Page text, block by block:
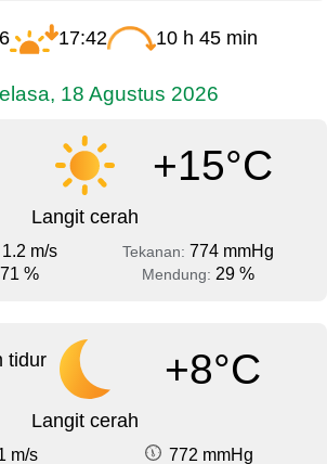
17:42 10 h 45 min
18 Agustus 2026
+15°C
Langit cerah
m/s Tekanan: 774 mmHg
71 % Mendung: 29 %
tidur +8°C
Langit cerah
m/s
772 mmHg